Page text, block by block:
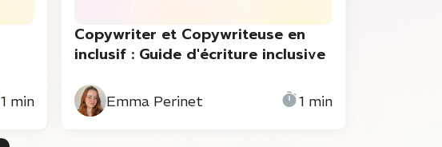
1 min
Copywriter et Copywriteuse en
inclusif : Guide d'écriture inclusive
Emma Perinet 1 min